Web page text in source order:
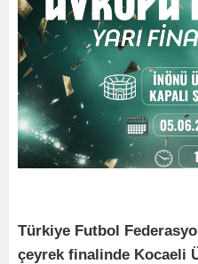
Türkiye Futbol
çeyrek finalinde Kocaeli